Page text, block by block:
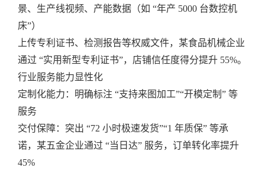
景、生产线视频、产能数据（如 “年产 5000 台数控机
床”）
上传专利证书、检测报告等权威文件，某食品机械企业
通过 “实用新型专利证书”，店铺信任度得分提升 55%。
行业服务能力显性化
定制化能力：明确标注 “支持来图加工”“开模定制” 等
服务
交付保障：突出 “72 小时极速发货”“1 年质保” 等承
诺，某五金企业通过 “当日达” 服务，订单转化率提升
45%